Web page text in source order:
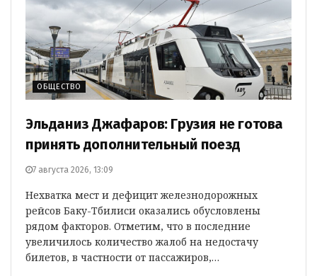
ОБЩЕСТВО
Эльданиз Джафаров: Грузия не готова
принять дополнительный поезд
7 августа 2026, 13:09
Нехватка мест и дефицит железнодорожных
рейсов Баку-Тбилиси оказались обусловлены
рядом факторов. Отметим, что в последние
увеличилось количество жалоб на недостачу
билетов, в частности от пассажиров,…